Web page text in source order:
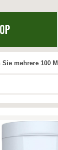
Sie mehrere 100